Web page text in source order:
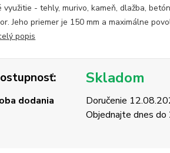
využitie - tehly, murivo, kameň, dlažba,
Jeho priemer je 150 mm a maximálne
popis
Skladom
dodania
Doručenie
Objednajte dnes